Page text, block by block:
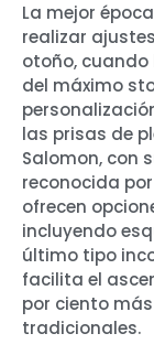
La mejor
realizar
otoño,
del máximo
las prisas de
Salomon, con
reconocida
ofrecen
incluyendo
último tipo
facilita el
por ciento
tradicionales.